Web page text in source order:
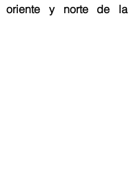
oriente y norte de la